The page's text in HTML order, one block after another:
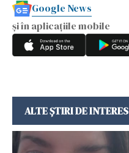
Google News
și în aplicațiile mobile
ALTE ȘTIRI DE INTERES